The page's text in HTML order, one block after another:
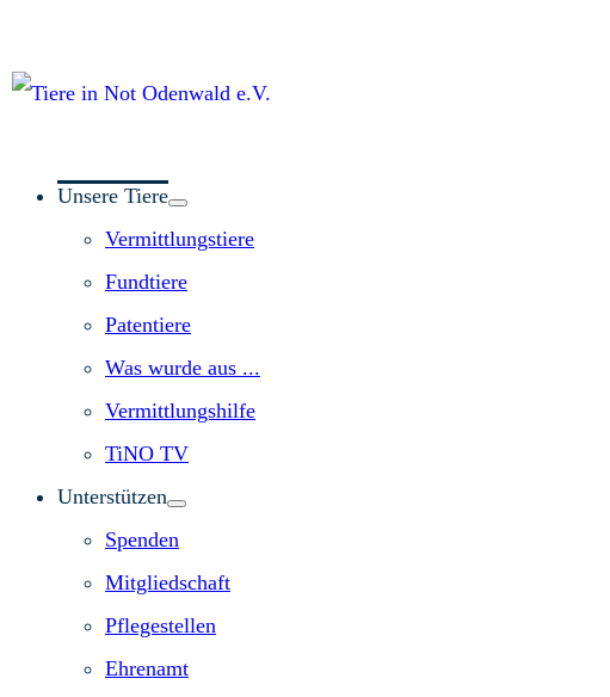
Unsere Tiere
Vermittlungstiere
Fundtiere
Patentiere
Was wurde aus ...
Vermittlungshilfe
TiNO TV
Unterstützen
Spenden
Mitgliedschaft
Pflegestellen
Ehrenamt